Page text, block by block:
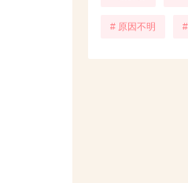
# 原因不明